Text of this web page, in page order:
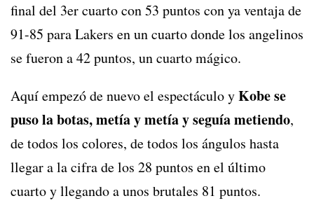
final del 3er cuarto con 53 puntos con ya ventaja de
91-85 para Lakers en un cuarto donde los angelinos
se fueron a 42 puntos, un cuarto mágico.
Aquí empezó de nuevo el espectáculo yKobe se
puso la botas, metía y metía y seguía metiendo,
de todos los colores, de todos los ángulos hasta
llegar a la cifra de los 28 puntos en el último
cuarto y llegando a unos brutales 81 puntos.